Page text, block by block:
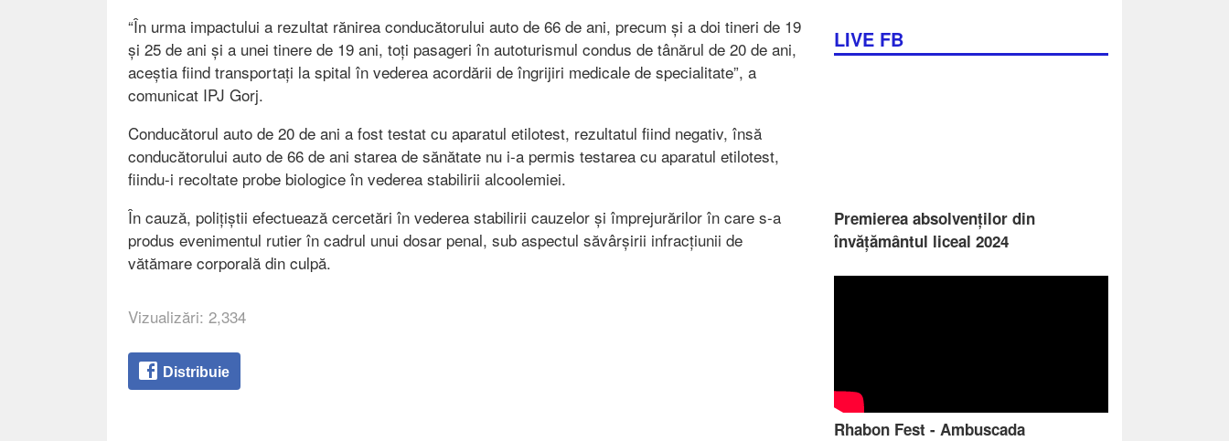
LIVE FB
Premierea absolvenților din
învățământul liceal 2024
Rhabon Fest - Ambuscada
“În urma impactului a rezultat rănirea conducătorului auto de 66 de ani, precum și a doi tineri de 19
și 25 de ani și a unei tinere de 19 ani, toți pasageri în autoturismul condus de tânărul de 20 de ani,
aceștia fiind transportați la spital în vederea acordării de îngrijiri medicale de specialitate”, a
comunicat IPJ Gorj.
Conducătorul auto de 20 de ani a fost testat cu aparatul etilotest, rezultatul fiind negativ, însă
conducătorului auto de 66 de ani starea de sănătate nu i-a permis testarea cu aparatul etilotest,
fiindu-i recoltate probe biologice în vederea stabilirii alcoolemiei.
În cauză, polițiștii efectuează cercetări în vederea stabilirii cauzelor și împrejurărilor în care s-a
produs evenimentul rutier în cadrul unui dosar penal, sub aspectul săvârșirii infracțiunii de
vătămare corporală din culpă.
Vizualizări: 2,334
Distribuie